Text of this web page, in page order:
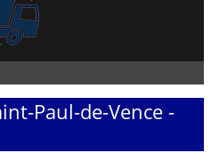
Paul-de-Vence -